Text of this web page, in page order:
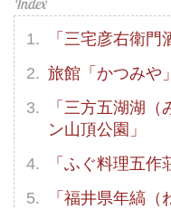
「三宅彦右衛門
旅館「かつみや」
「三方五湖湖
ン山頂公園」
「ふぐ料理五作
「福井県年縞（